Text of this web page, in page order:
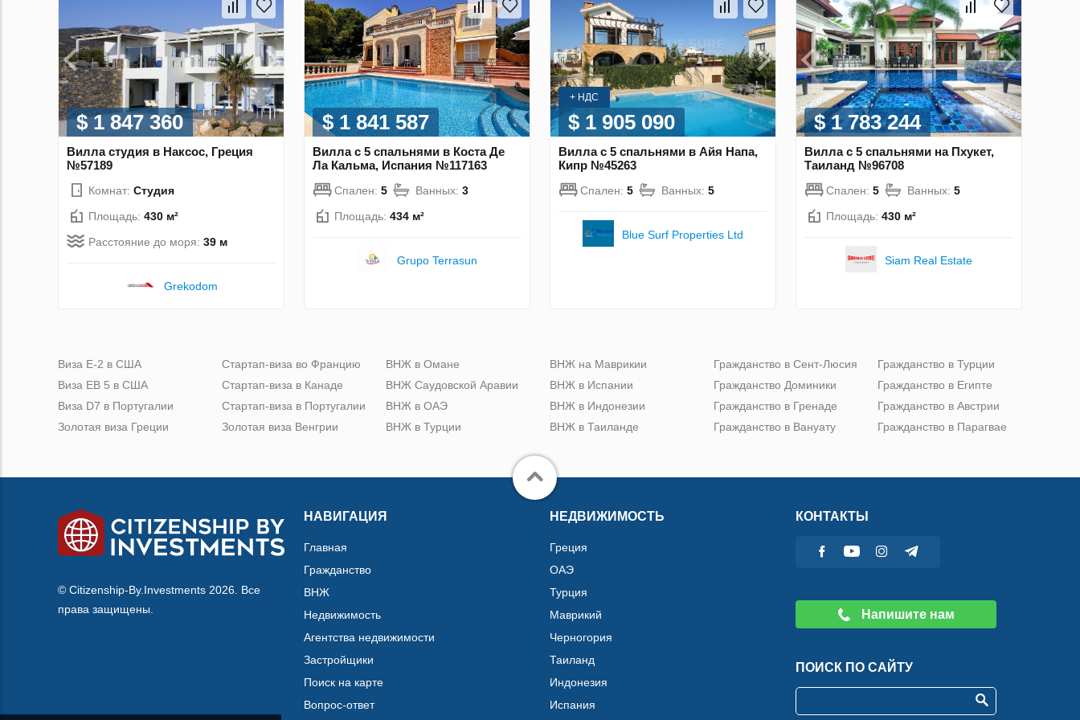
$ 1 847 360
Вилла студия в Наксос, Греция
№57189
Комнат: Студия
Площадь: 430 м²
Расстояние до моря: 39 м
Grekodom
$ 1 841 587
Вилла с 5 спальнями в Коста Де
Ла Кальма, Испания №117163
Спален: 5 Ванных: 3
Площадь: 434 м²
Grupo Terrasun
+ НДС
$ 1 905 090
Вилла с 5 спальнями в Айя Напа,
Кипр №45263
Спален: 5 Ванных: 5
Blue Surf Properties Ltd
$ 1 783 244
Вилла с 5 спальнями на Пхукет,
Таиланд №96708
Спален: 5 Ванных: 5
Площадь: 430 м²
Siam Real Estate
Виза Е-2 в США
Виза ЕВ 5 в США
Виза D7 в Португалии
Золотая виза Греции
Стартап-виза во Францию
Стартап-виза в Канаде
Стартап-виза в Португалии
Золотая виза Венгрии
ВНЖ в Омане
ВНЖ Саудовской Аравии
ВНЖ в ОАЭ
ВНЖ в Турции
ВНЖ на Маврикии
ВНЖ в Испании
ВНЖ в Индонезии
ВНЖ в Таиланде
Гражданство в Сент-Люсия
Гражданство Доминики
Гражданство в Гренаде
Гражданство в Вануату
Гражданство в Турции
Гражданство в Египте
Гражданство в Австрии
Гражданство в Парагвае
© Citizenship-By.Investments 2026. Все
права защищены.
НАВИГАЦИЯ
Главная
Гражданство
ВНЖ
Недвижимость
Агентства недвижимости
Застройщики
Поиск на карте
Вопрос-ответ
НЕДВИЖИМОСТЬ
Греция
ОАЭ
Турция
Маврикий
Черногория
Таиланд
Индонезия
Испания
КОНТАКТЫ
Напишите нам
ПОИСК ПО САЙТУ